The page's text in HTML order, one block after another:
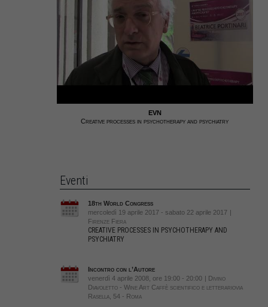
EVN
Creative processes in psychotherapy and psychiatry
Eventi
18th World Congress
mercoledì 19 aprile 2017 - sabato 22 aprile 2017 |
Firenze Fiera
CREATIVE PROCESSES IN PSYCHOTHERAPY AND
PSYCHIATRY
Incontro con l’Autore
venerdì 4 aprile 2008, ore 19:00 - 20:00 | Divino
Diavoletto - Wine Art Caffè scientifico e letterariovia
Rasella, 54 - Roma